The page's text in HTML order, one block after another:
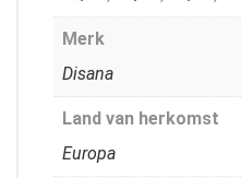
Merk
Disana
Land van herkomst
Europa